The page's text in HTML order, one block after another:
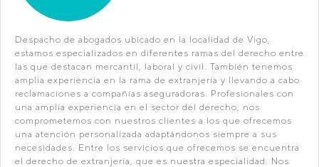
Despacho de abogados ubicado en la localidad de Vigo,
estamos especializados en diferentes ramas del derecho entre
las que destacan mercantil, laboral y civil. También tenemos
amplia experiencia en la rama de extranjería y llevando a cabo
reclamaciones a compañías aseguradoras. Profesionales con
una amplia experiencia en el sector del derecho, nos
comprometemos con nuestros clientes a los que ofrecemos
una atención personalizada adaptándonos siempre a sus
necesidades. Entre los servicios que ofrecemos se encuentra
el derecho de extranjería, que es nuestra especialidad. Nos